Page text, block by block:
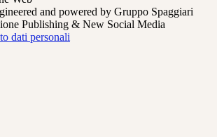
and powered by Gruppo Spaggiari
Publishing & New Social Media
dati personali